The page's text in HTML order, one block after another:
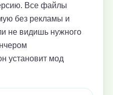
Все файлы
без рекламы и
не видишь нужного
установит мод